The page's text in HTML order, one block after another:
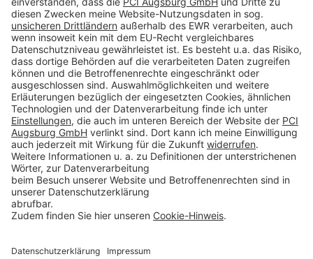
Produkte CH
Toolbox
Über THOMSIT
Kontakt